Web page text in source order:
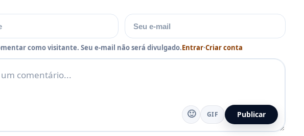
E-mail
como visitante. Seu e-mail não será divulgado.Entrar·Criar conta
🙂 GIF Publicar